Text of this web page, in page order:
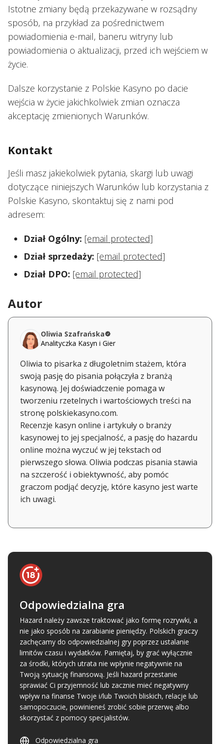
Istotne zmiany będą przekazywane w rozsądny
sposób, na przykład za pośrednictwem
powiadomienia e-mail, baneru witryny lub
powiadomienia o aktualizacji, przed ich wejściem w
życie.
Dalsze korzystanie z Polskie Kasyno po dacie
wejścia w życie jakichkolwiek zmian oznacza
akceptację zmienionych Warunków.
Kontakt
Jeśli masz jakiekolwiek pytania, skargi lub uwagi
dotyczące niniejszych Warunków lub korzystania z
Polskie Kasyno, skontaktuj się z nami pod
adresem:
Dział Ogólny: [email protected]
Dział sprzedaży: [email protected]
Dział DPO: [email protected]
Autor
Oliwia Szafrańska
Analityczka Kasyn i Gier
Oliwia to pisarka z długoletnim stażem, która
swoją pasję do pisania połączyła z branżą
kasynową. Jej doświadczenie pomaga w
tworzeniu rzetelnych i wartościowych treści na
stronę polskiekasyno.com.
Recenzje kasyn online i artykuły o branży
kasynowej to jej specjalność, a pasję do hazardu
online można wyczuć w jej tekstach od
pierwszego słowa. Oliwia podczas pisania stawia
na szczerość i obiektywność, aby pomóc
graczom podjąć decyzję, które kasyno jest warte
ich uwagi.
Odpowiedzialna gra
Hazard należy zawsze traktować jako formę rozrywki, a
nie jako sposób na zarabianie pieniędzy. Polskich graczy
zachęcamy do odpowiedzialnej gry poprzez ustalanie
limitów czasu i wydatków. Pamiętaj, by grać wyłącznie
za środki, których utrata nie wpłynie negatywnie na
Twoją sytuację finansową. Jeśli hazard przestanie
sprawiać Ci przyjemność lub zacznie mieć negatywny
wpływ na finanse Twoje i/lub Twoich bliskich, relacje lub
samopoczucie, powinieneś zrobić sobie przerwę albo
skorzystać z pomocy specjalistów.
Odpowiedzialna gra